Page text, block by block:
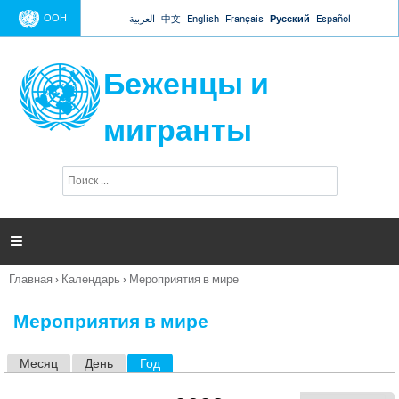
Jump to navigation
ООН العربية 中文 English Français Русский Español
Беженцы и
мигранты
п
и

Вы
Главная › Календарь › Мероприятия в мире
Мероприятия в мире
Месяц День Год